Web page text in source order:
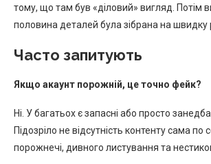
тому, що там був «діловий» вигляд. Потім
половина деталей була зібрана на швидку
Часто запитують
Якщо акаунт порожній, це точно фейк?
Ні. У багатьох є запасні або просто
Підозріло не відсутність контенту сама по
порожнечі, дивного листування та